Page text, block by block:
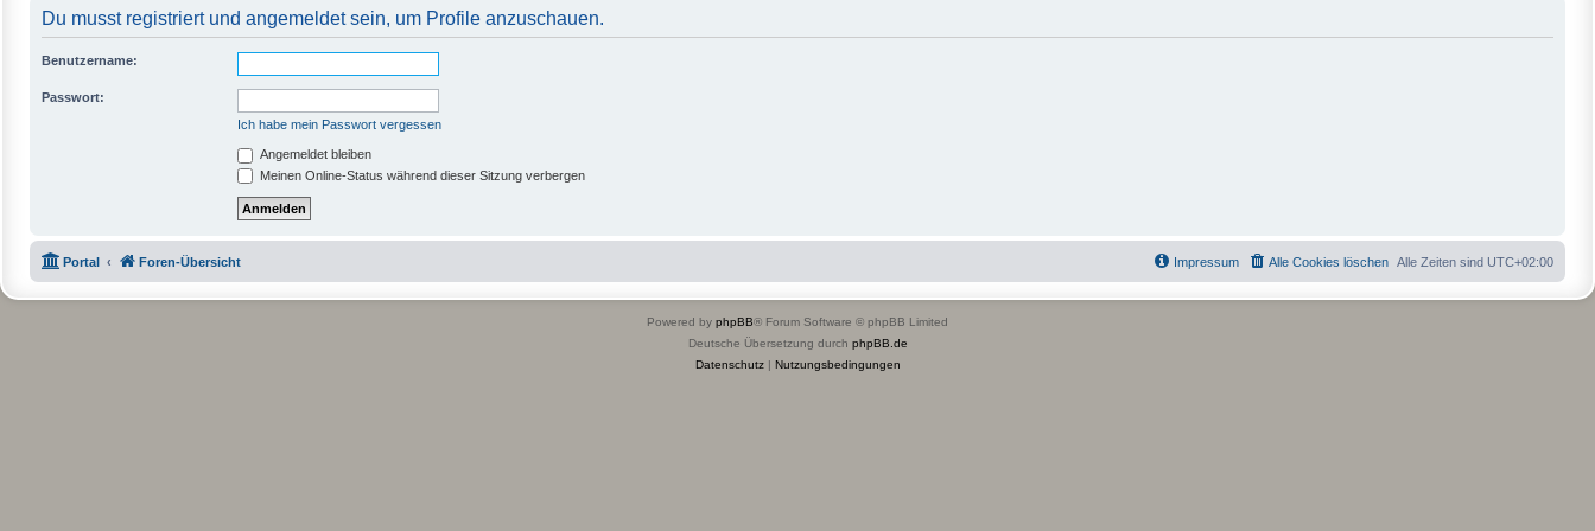
Du musst registriert und angemeldet sein, um Profile anzuschauen.
Benutzername:
Passwort:
Ich habe mein Passwort vergessen
Angemeldet bleiben
Meinen Online-Status während dieser Sitzung verbergen
Portal Foren-Übersicht Alle Zeiten sind UTC+02:00
Alle Cookies löschen
Impressum
Powered by phpBB® Forum Software © phpBB Limited
Deutsche Übersetzung durch phpBB.de
Datenschutz| Nutzungsbedingungen